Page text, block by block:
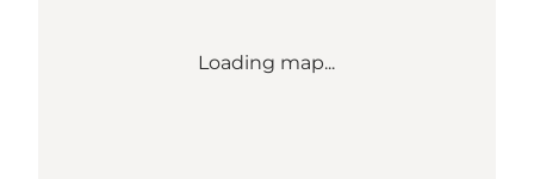
Loading map...